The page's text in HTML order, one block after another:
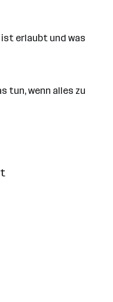
ist erlaubt und was
tun, wenn alles zu